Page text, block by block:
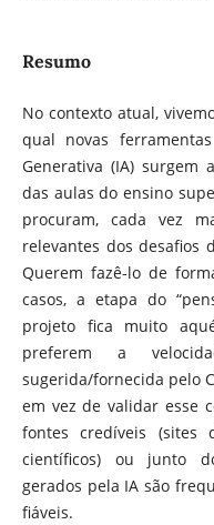
Resumo
No contexto atual,
qual novas
Generativa (IA)
das aulas do ensino
procuram, cada vez
relevantes dos desafios
Querem fazê-lo de
casos, a etapa do
projeto fica muito
preferem a
sugerida/fornecida pelo
em vez de validar esse
fontes credíveis (sites
científicos) ou junto
gerados pela IA são
fiáveis.